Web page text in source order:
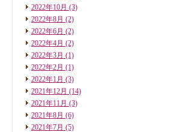
2022年10月 (3)
2022年8月 (2)
2022年6月 (2)
2022年4月 (2)
2022年3月 (1)
2022年2月 (1)
2022年1月 (3)
2021年12月 (14)
2021年11月 (3)
2021年8月 (6)
2021年7月 (5)